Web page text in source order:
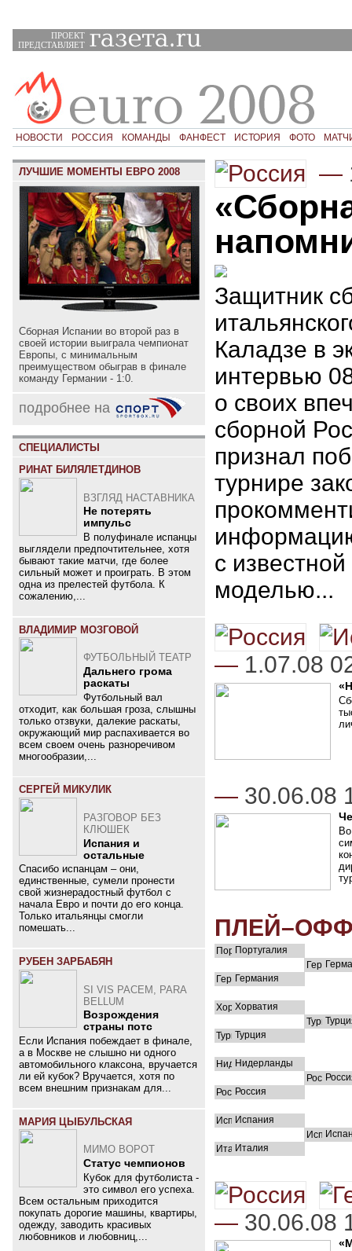
ПРОЕКТ
ПРЕДСТАВЛЯЕТ
НОВОСТИ РОССИЯ КОМАНДЫ ФАНФЕСТ ИСТОРИЯ ФОТО
ЛУЧШИЕ МОМЕНТЫ ЕВРО 2008
Сборная Испании во второй раз в
своей истории выиграла чемпионат
Европы, с минимальным
преимуществом обыграв в финале
команду Германии - 1:0.
подробнее на
СПЕЦИАЛИСТЫ
РИНАТ БИЛЯЛЕТДИНОВ
ВЗГЛЯД НАСТАВНИКА
Не потерять
импульс
В полуфинале испанцы
выглядели предпочтительнее, хотя
бывают такие матчи, где более
сильный может и проиграть. В этом
одна из прелестей футбола. К
сожалению,...
ВЛАДИМИР МОЗГОВОЙ
ФУТБОЛЬНЫЙ ТЕАТР
Дальнего грома
раскаты
Футбольный вал
отходит, как большая гроза, слышны
только отзвуки, далекие раскаты,
окружающий мир распахивается во
всем своем очень разноречивом
многообразии,...
СЕРГЕЙ МИКУЛИК
РАЗГОВОР БЕЗ
КЛЮШЕК
Испания и
остальные
Спасибо испанцам – они,
единственные, сумели пронести
свой жизнерадостный футбол с
начала Евро и почти до его конца.
Только итальянцы смогли
помешать...
РУБЕН ЗАРБАБЯН
SI VIS PACEM, PARA
BELLUM
Возрождения
страны потс
Если Испания побеждает в финале,
а в Москве не слышно ни одного
автомобильного клаксона, вручается
ли ей кубок? Вручается, хотя по
всем внешним признакам для...
МАРИЯ ЦЫБУЛЬСКАЯ
МИМО ВОРОТ
Статус чемпионов
Кубок для футболиста -
это символ его успеха.
Всем остальным приходится
покупать дорогие машины, квартиры,
одежду, заводить красивых
любовников и любовниц,...
—
Защитник
Каладзе в
интервью
о своих
сборной
признал
турнире
с известной
моделью...
— 1.07.08
— 30.06.08
Португалия
Германия
Хорватия
Турция
Нидерланды
Россия
Испания
Италия
— 30.06.08